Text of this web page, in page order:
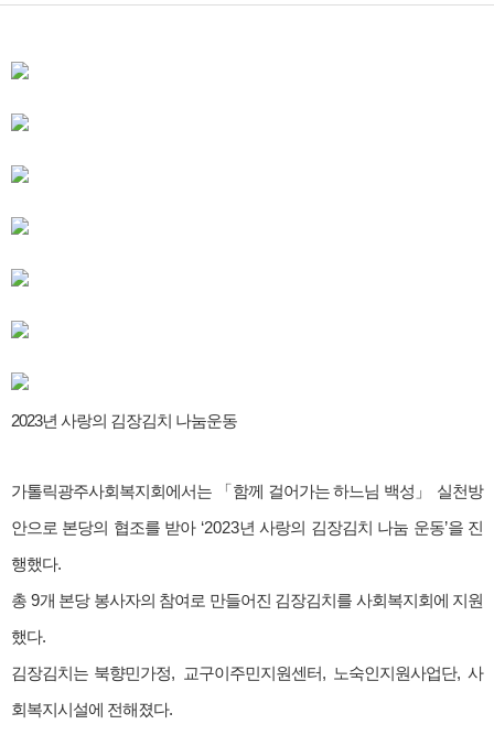
2023년 사랑의 김장김치 나눔운동
가톨릭광주사회복지회에서는 「 함께 걸어가는 하느님 백성 」 실천방
안으로 본당의 협조를 받아 ‘2023년 사랑의 김장김치 나눔 운동’을 진
행했다.
총 9개 본당 봉사자의 참여로 만들어진 김장김치를 사회복지회에 지원
했다.
김장김치는 북향민가정, 교구이주민지원센터, 노숙인지원사업단, 사
회복지시설에 전해졌다.